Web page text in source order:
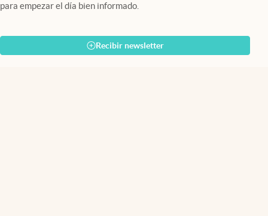
para empezar el día bien informado.
Recibir newsletter